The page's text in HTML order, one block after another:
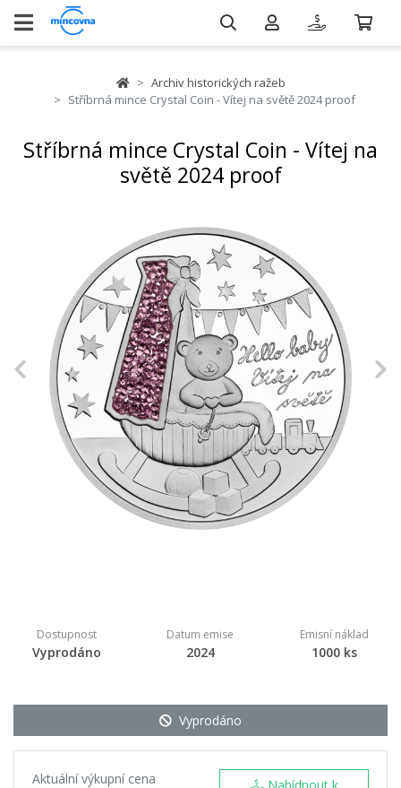
Archiv historických ražeb
Stříbrná mince Crystal Coin - Vítej na světě 2024 proof
Stříbrná mince Crystal Coin - Vítej na
světě 2024 proof
Previous
Dostupnost
Vyprodáno
Datum emise
2024
Emisní náklad
1000 ks
Vyprodáno
Aktuální výkupní cena